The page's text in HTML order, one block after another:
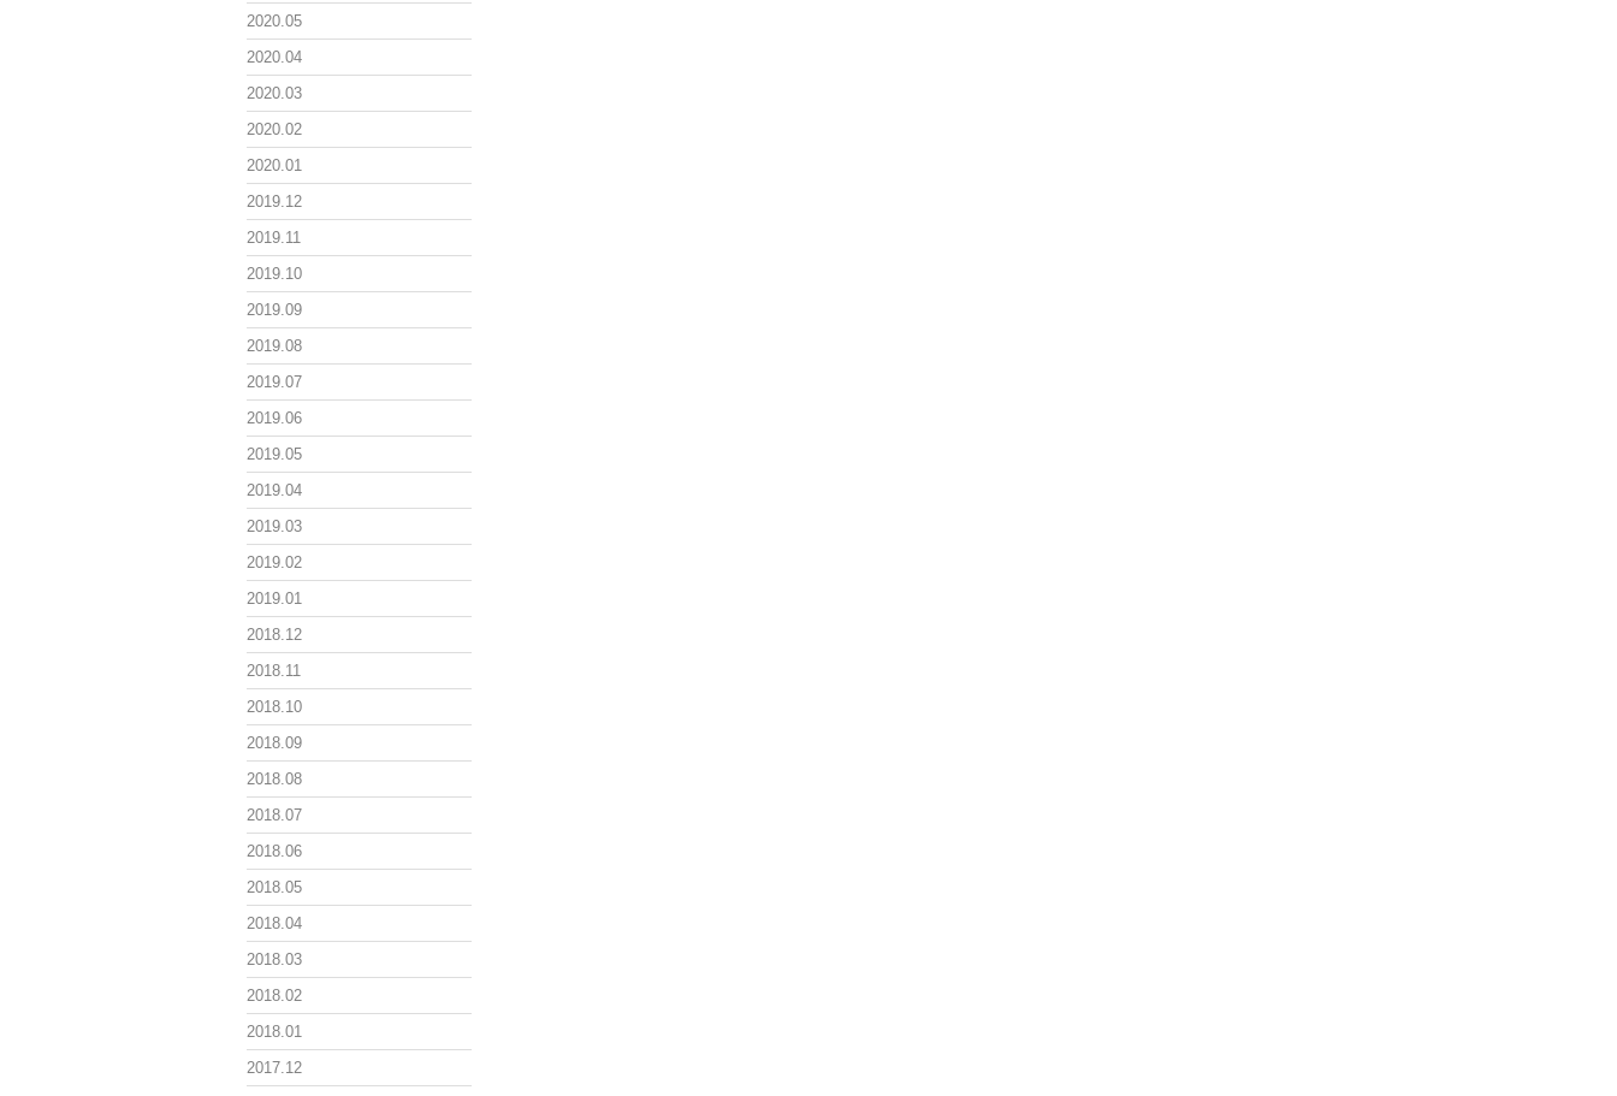
2020.05
2020.04
2020.03
2020.02
2020.01
2019.12
2019.11
2019.10
2019.09
2019.08
2019.07
2019.06
2019.05
2019.04
2019.03
2019.02
2019.01
2018.12
2018.11
2018.10
2018.09
2018.08
2018.07
2018.06
2018.05
2018.04
2018.03
2018.02
2018.01
2017.12